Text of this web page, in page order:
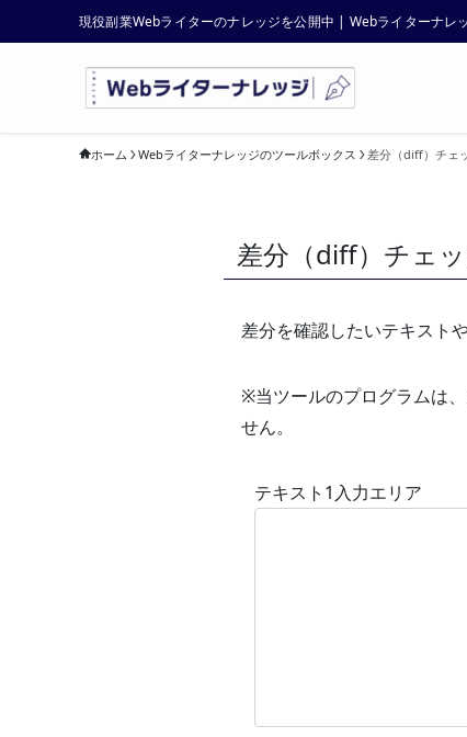
現役副業Webライターのナレッジを公開中 | Webライターナレ
ホーム Webライターナレッジのツールボックス 差分（diff）チェ
差分（diff）チェ
差分を確認したいテキスト
※当ツールのプログラムは
せん。
テキスト1入力エリア